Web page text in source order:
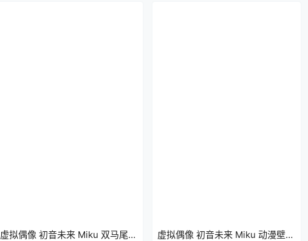
虚拟偶像 初音未来 Miku 双马尾
虚拟偶像 初音未来 Miku 动漫壁纸